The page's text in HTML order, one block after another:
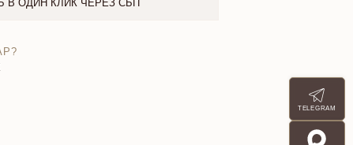
В ОДИН КЛИК ЧЕРЕЗ СБП
TELEGRAM